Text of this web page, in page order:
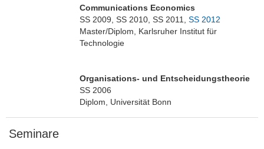
Communications Economics
SS 2009, SS 2010, SS 2011, SS 2012
Master/Diplom, Karlsruher Institut für
Technologie
Organisations- und Entscheidungstheorie
SS 2006
Diplom, Universität Bonn
Seminare